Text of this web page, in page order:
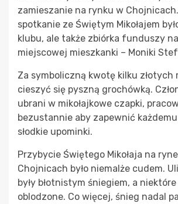
zamieszanie na rynku w
spotkanie ze Świętym Mikołajem
klubu, ale także zbiórka funduszy
miejscowej mieszkanki – Moniki
Za symboliczną kwotę kilku złotych
cieszyć się pyszną grochówką.
ubrani w mikołajkowe czapki,
bezustannie aby zapewnić
słodkie upominki.
Przybycie Świętego Mikołaja na
Chojnicach było niemalże cudem.
były błotnistym śniegiem, a
oblodzone. Co więcej, śnieg nadal